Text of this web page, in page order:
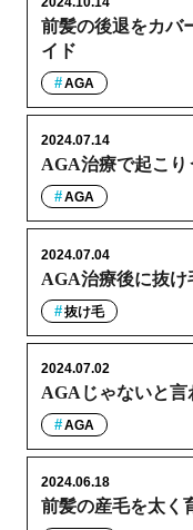
前髪の後退をカバ
イド
AGA
AGA治療で起こり
2024.07.14
AGA
AGA治療後に抜け
2024.07.04
抜け毛
AGAじゃないと言
2024.07.02
AGA
前髪の産毛を太く
2024.06.18